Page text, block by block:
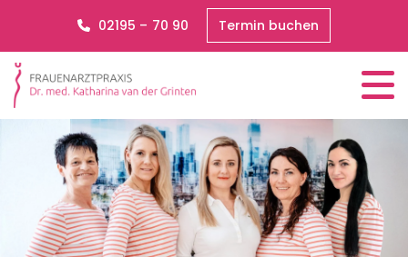
02195 – 70 90 Termin buchen